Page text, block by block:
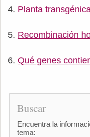
Planta
Recombinación
Qué genes
Buscar
Encuentra la
tema: